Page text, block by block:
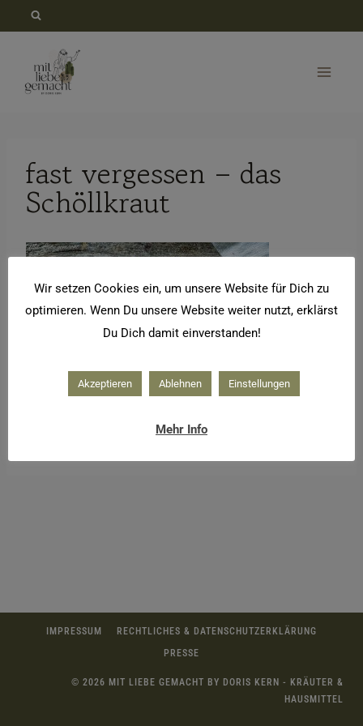
springen
fast vergessen – das
Schöllkraut
IMPRESSUM
RECHTLICHES & DATENSCHUTZERKLÄRUNG
PRESSE
© 2026 MIT LIEBE GEMACHT BY DORIS KERN - KRÄUTER &
HAUSMITTEL
Wir setzen Cookies ein, um unsere Website für Dich zu
optimieren. Wenn Du unsere Website weiter nutzt, erklärst
Du Dich damit einverstanden!
Akzeptieren Ablehnen Einstellungen
Mehr Info